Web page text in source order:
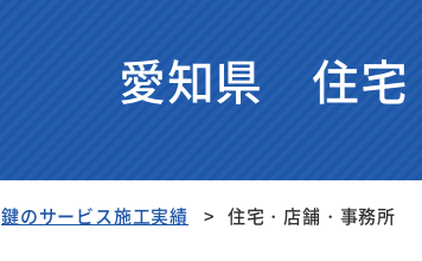
愛知県 住宅
鍵のサービス施工実績 住宅・店舗・事務所